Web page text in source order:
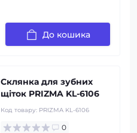
До кошика
Склянка для зубних
щіток PRIZMA KL-6106
Код товару: PRIZMA KL-6106
0